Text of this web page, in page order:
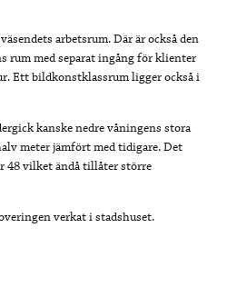
arbetsrum. Där är också den
rum med separat ingång för klienter
Ett bildkonstklassrum ligger också i
kanske nedre våningens stora
meter jämfört med tidigare. Det
48 vilket ändå tillåter större
verkat i stadshuset.